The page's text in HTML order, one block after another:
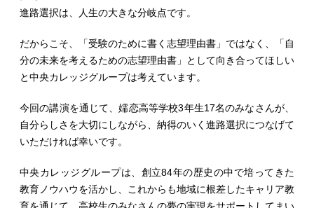
進路選択は、人生の大きな分岐点です。
だからこそ、「受験のために書く志望理由書」ではなく、「自
分の未来を考えるための志望理由書」として向き合ってほしい
と中央カレッジグループは考えています。
今回の講演を通じて、嬬恋高等学校3年生17名のみなさんが、
自分らしさを大切にしながら、納得のいく進路選択につなげて
いただければ幸いです。
中央カレッジグループは、創立84年の歴史の中で培ってきた
教育ノウハウを活かし、これからも地域に根差したキャリア教
育を通じて、高校生のみなさんの夢の実現をサポートしてまい